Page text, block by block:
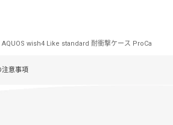
AQUOS wish4 Like standard 耐衝撃ケース ProCa
注意事項